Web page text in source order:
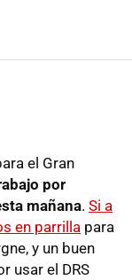
el Gran
por
mañana. Si a
en parrilla para
y un buen
usar el DRS